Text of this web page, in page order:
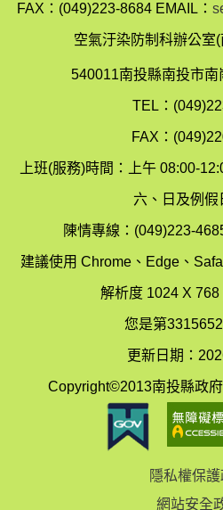
FAX：(049)223-8684 EMAIL：
空氣汙染防制科辦公室
540011南投縣南投市南
TEL：
FAX：
上班(服務)時間：上午 08:00-
六、日及例假
陳情專線：(049)223-
建議使用 Chrome、Edge、
解析度 1024 X 768
您是第
更新日期：
Copyright©2013南投縣政
隱私權保
網站安全